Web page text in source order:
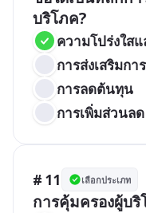
บริโภค?
ความโปร่งใส
การส่งเสริมกา
การลดต้นทุน
การเพิ่มส่วนลด
# 11 เลือกประเภท
การคุ้มครองผู้บริ